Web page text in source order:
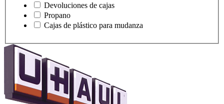
Devoluciones de cajas
Propano
Cajas de plástico para mudanza